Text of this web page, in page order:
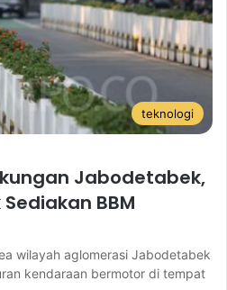
teknologi
Jabodetabek,
BBM
wilayah aglomerasi Jabodetabek
kendaraan bermotor di tempat